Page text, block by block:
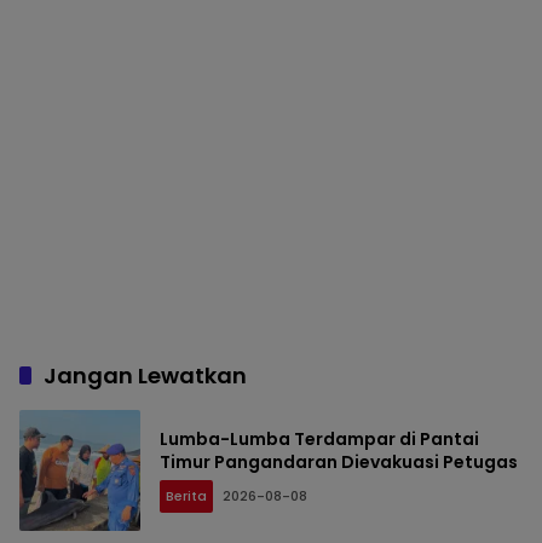
Jangan Lewatkan
Lumba-Lumba Terdampar di Pantai
Timur Pangandaran Dievakuasi Petugas
Berita 2026-08-08